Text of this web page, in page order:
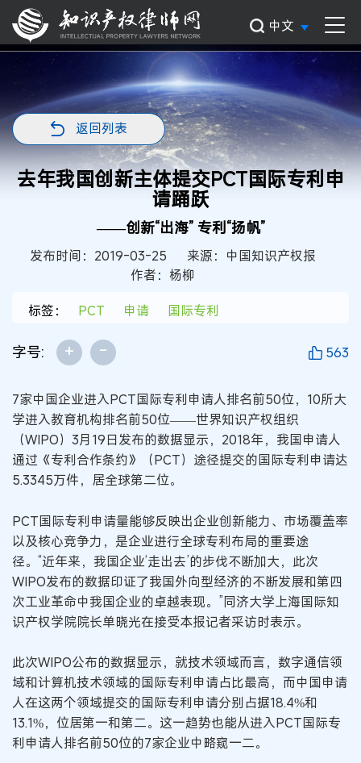
中文
返回列表
去年我国创新主体提交PCT国际专利申
请踊跃
——创新“出海” 专利“扬帆”
发布时间：2019-03-25
来源：中国知识产权报
作者：杨柳
标签：
PCT 申请 国际专利
字号: + - 563
7家中国企业进入PCT国际专利申请人排名前50位，10所大
学进入教育机构排名前50位——世界知识产权组织
（WIPO）3月19日发布的数据显示，2018年，我国申请人
通过《专利合作条约》（PCT）途径提交的国际专利申请达
5.3345万件，居全球第二位。
PCT国际专利申请量能够反映出企业创新能力、市场覆盖率
以及核心竞争力，是企业进行全球专利布局的重要途
径。“近年来，我国企业‘走出去’的步伐不断加大，此次
WIPO发布的数据印证了我国外向型经济的不断发展和第四
次工业革命中我国企业的卓越表现。”同济大学上海国际知
识产权学院院长单晓光在接受本报记者采访时表示。
此次WIPO公布的数据显示，就技术领域而言，数字通信领
域和计算机技术领域的国际专利申请占比最高，而中国申请
人在这两个领域提交的国际专利申请分别占据18.4%和
13.1%，位居第一和第二。这一趋势也能从进入PCT国际专
利申请人排名前50位的7家企业中略窥一二。